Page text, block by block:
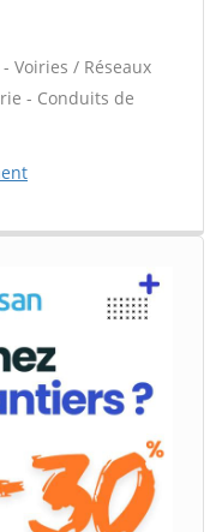
Voiries / Réseaux
- Conduits de